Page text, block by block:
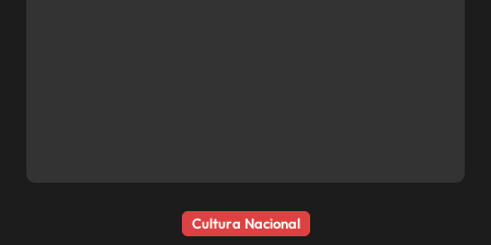
Cultura Nacional